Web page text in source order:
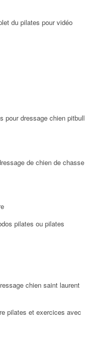
du pilates pour vidéo
dressage chien pitbull
de chien de chasse
pilates ou pilates
chien saint laurent
pilates et exercices avec